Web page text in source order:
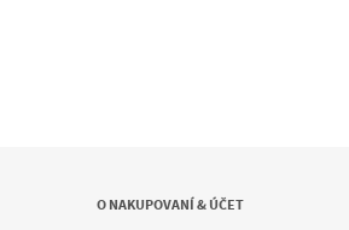
O NAKUPOVANÍ & ÚČET